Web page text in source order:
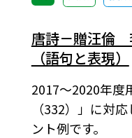
唐詩－贈汪倫
（語句と表現）
2017～2020年度
（332）」に対
ント例です。